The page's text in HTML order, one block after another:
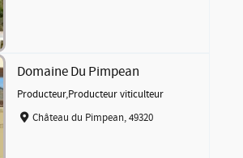
Domaine Du Pimpean
Producteur,Producteur viticulteur
Château du Pimpean, 49320